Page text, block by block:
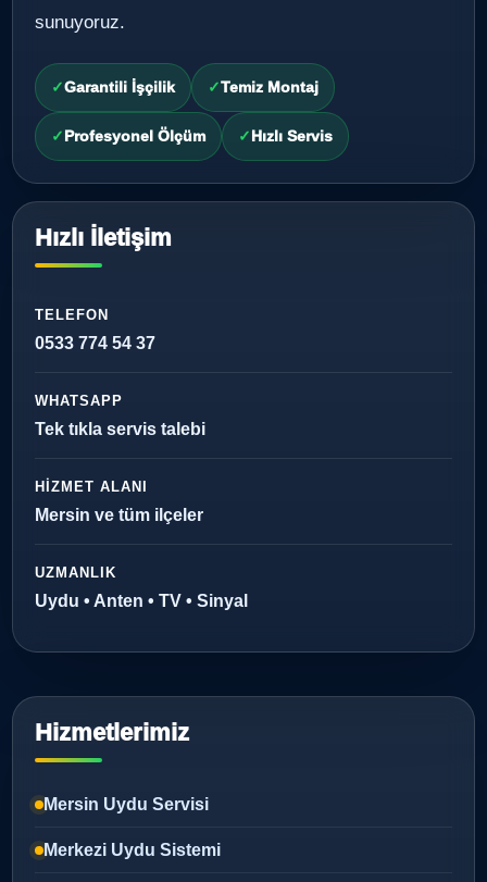
sunuyoruz.
Garantili İşçilik Temiz Montaj
Profesyonel Ölçüm Hızlı Servis
Hızlı İletişim
TELEFON
0533 774 54 37
WHATSAPP
Tek tıkla servis talebi
HIZMET ALANI
Mersin ve tüm ilçeler
UZMANLIK
Uydu • Anten • TV • Sinyal
Hizmetlerimiz
Mersin Uydu Servisi
Merkezi Uydu Sistemi